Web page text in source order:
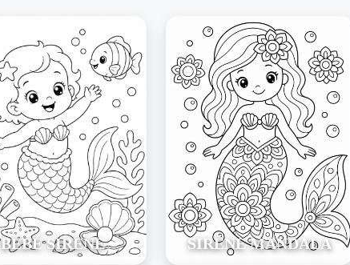
BÉBÉ SIRÈNE SIRÈNE MANDALA